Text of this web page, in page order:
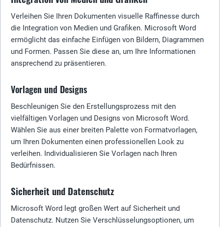
Verleihen Sie Ihren Dokumenten visuelle Raffinesse durch
die Integration von Medien und Grafiken. Microsoft Word
ermöglicht das einfache Einfügen von Bildern, Diagrammen
und Formen. Passen Sie diese an, um Ihre Informationen
ansprechend zu präsentieren.
Vorlagen und Designs
Beschleunigen Sie den Erstellungsprozess mit den
vielfältigen Vorlagen und Designs von Microsoft Word.
Wählen Sie aus einer breiten Palette von Formatvorlagen,
um Ihren Dokumenten einen professionellen Look zu
verleihen. Individualisieren Sie Vorlagen nach Ihren
Bedürfnissen.
Sicherheit und Datenschutz
Microsoft Word legt großen Wert auf Sicherheit und
Datenschutz. Nutzen Sie Verschlüsselungsoptionen, um